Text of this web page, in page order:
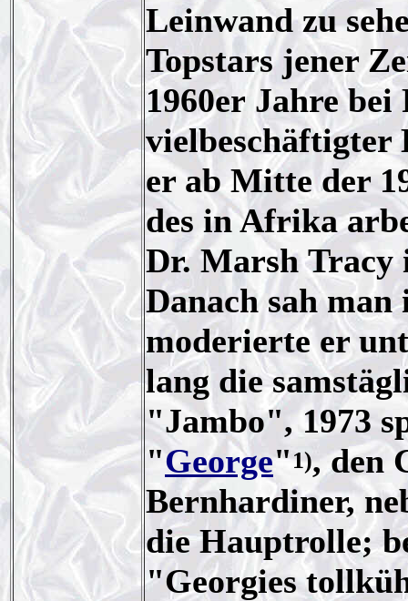
Leinwand zu
Topstars jener
1960er Jahre
vielbeschäftigter
er ab Mitte der
des in Afrika
Dr. Marsh
Danach sah
moderierte er
lang die
"Jambo", 1973
"George"1), den
Bernhardiner,
die Hauptrolle;
"Georgies